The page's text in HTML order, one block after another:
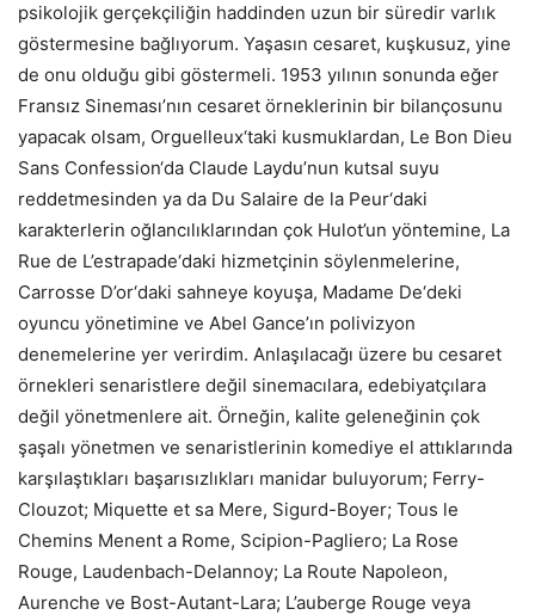
psikolojik gerçekçiliğin haddinden uzun bir süredir varlık
göstermesine bağlıyorum. Yaşasın cesaret, kuşkusuz, yine
de onu olduğu gibi göstermeli. 1953 yılının sonunda eğer
Fransız Sineması’nın cesaret örneklerinin bir bilançosunu
yapacak olsam, Orguelleux‘taki kusmuklardan, Le Bon Dieu
Sans Confession‘da Claude Laydu’nun kutsal suyu
reddetmesinden ya da Du Salaire de la Peur‘daki
karakterlerin oğlancılıklarından çok Hulot’un yöntemine, La
Rue de L’estrapade‘daki hizmetçinin söylenmelerine,
Carrosse D’or‘daki sahneye koyuşa, Madame De‘deki
oyuncu yönetimine ve Abel Gance’ın polivizyon
denemelerine yer verirdim. Anlaşılacağı üzere bu cesaret
örnekleri senaristlere değil sinemacılara, edebiyatçılara
değil yönetmenlere ait. Örneğin, kalite geleneğinin çok
şaşalı yönetmen ve senaristlerinin komediye el attıklarında
karşılaştıkları başarısızlıkları manidar buluyorum; Ferry-
Clouzot; Miquette et sa Mere, Sigurd-Boyer; Tous le
Chemins Menent a Rome, Scipion-Pagliero; La Rose
Rouge, Laudenbach-Delannoy; La Route Napoleon,
Aurenche ve Bost-Autant-Lara; L’auberge Rouge veya